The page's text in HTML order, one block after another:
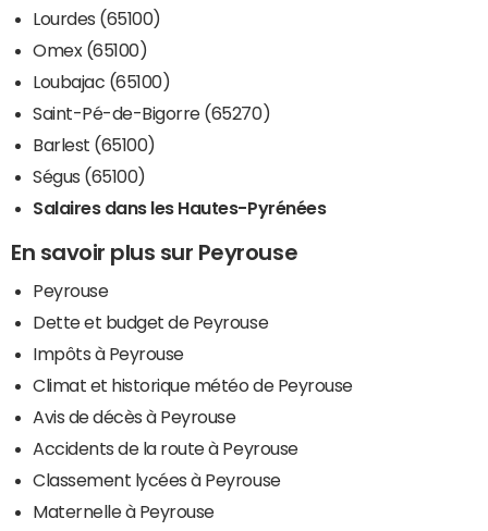
Lourdes (65100)
Omex (65100)
Loubajac (65100)
Saint-Pé-de-Bigorre (65270)
Barlest (65100)
Ségus (65100)
Salaires dans les Hautes-Pyrénées
En savoir plus sur Peyrouse
Peyrouse
Dette et budget de Peyrouse
Impôts à Peyrouse
Climat et historique météo de Peyrouse
Avis de décès à Peyrouse
Accidents de la route à Peyrouse
Classement lycées à Peyrouse
Maternelle à Peyrouse